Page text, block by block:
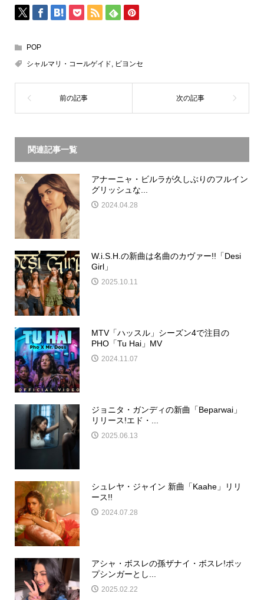
POP
シャルマリ・コールゲイド, ビヨンセ
関連記事一覧
アナーニャ・ビルラが久しぶりのフルイン
グリッシュな...
2024.04.28
W.i.S.H.の新曲は名曲のカヴァー!!「Desi
Girl」
2025.10.11
MTV「ハッスル」シーズン4で注目の
PHO「Tu Hai」MV
2024.11.07
ジョニタ・ガンディの新曲「Beparwai」
リリース!エド・...
2025.06.13
シュレヤ・ジャイン 新曲「Kaahe」リリ
ース!!
2024.07.28
アシャ・ボスレの孫ザナイ・ボスレ!ポッ
プシンガーとし...
2025.02.22